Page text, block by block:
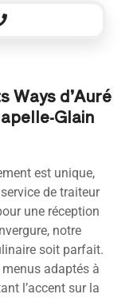
Ways d’Auré
Glain
est unique,
de traiteur
une réception
notre
soit parfait.
adaptés à
l’accent sur la